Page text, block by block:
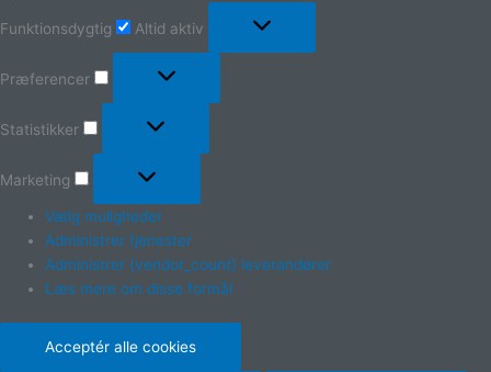
Funktionsdygtig Altid aktiv
Præferencer
Statistikker
Marketing
Vælg muligheder
Administrer tjenester
Administrer {vendor_count} leverandører
Læs mere om disse formål
Acceptér alle cookies